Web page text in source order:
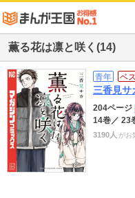
薫る花は凛と咲く(14)
青年 ベ
三香見サ
204ページ
14巻／ 23
3190人 がお